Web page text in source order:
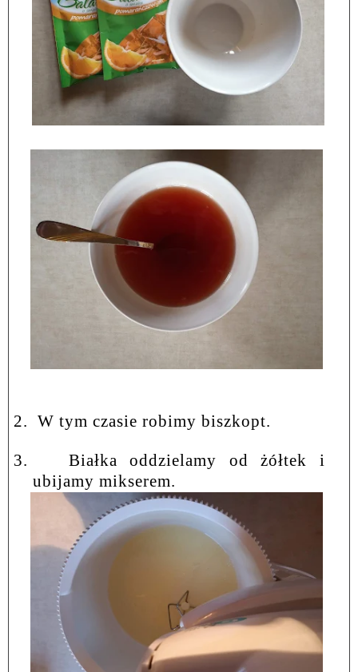
2. W tym czasie robimy biszkopt.
3.
Białka oddzielamy od żółtek i
ubijamy mikserem.